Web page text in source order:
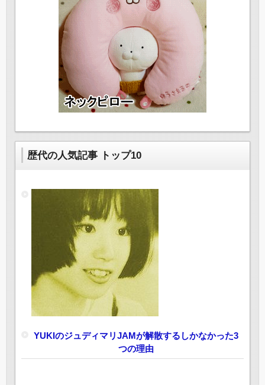
歴代の人気記事 トップ10
YUKIのジュディマリJAMが解散するしかなかった3
つの理由